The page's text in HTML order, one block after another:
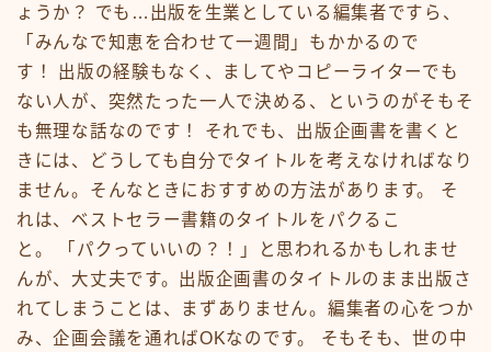
ょうか？ でも…出版を生業としている編集者ですら、
「みんなで知恵を合わせて一週間」もかかるので
す！ 出版の経験もなく、ましてやコピーライターでも
ない人が、突然たった一人で決める、というのがそもそ
も無理な話なのです！ それでも、出版企画書を書くと
きには、どうしても自分でタイトルを考えなければなり
ません。そんなときにおすすめの方法があります。 そ
れは、ベストセラー書籍のタイトルをパクるこ
と。 「パクっていいの？！」と思われるかもしれませ
んが、大丈夫です。出版企画書のタイトルのまま出版さ
れてしまうことは、まずありません。編集者の心をつか
み、企画会議を通ればOKなのです。 そもそも、世の中